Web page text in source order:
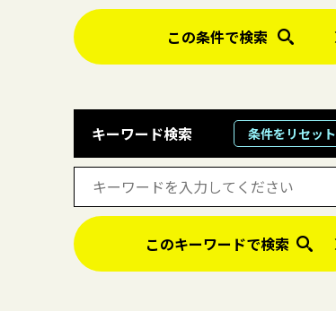
この条件で検索
キーワード検索 条件をリセット
このキーワードで検索